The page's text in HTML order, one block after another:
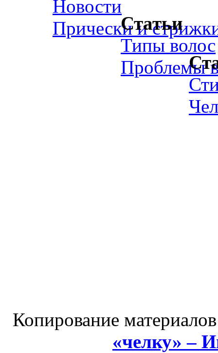
Новости
Прически иСтатьи
Типы волос
Проблемы
Копирование
«челку» –